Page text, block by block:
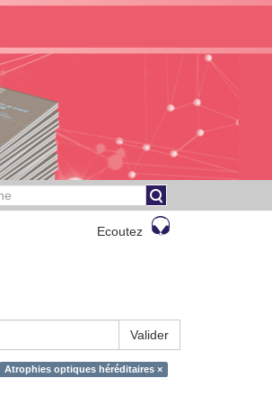
Ecoutez
Valider
Atrophies optiques héréditaires ×